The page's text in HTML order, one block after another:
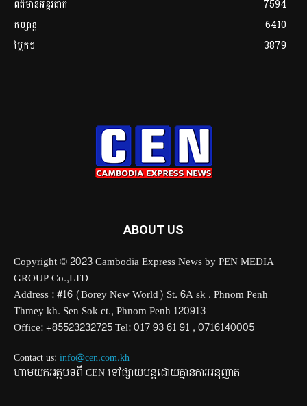
ព័ត៌មានអន្តរជាតិ
7594
កម្សាន្ត
6410
ប្លែកៗ
3879
ABOUT US
Copyright © 2023 Cambodia Express News by PEN MEDIA
GROUP Co.,LTD
Address : #16 (Borey New World) St. 6A sk . Phnom Penh
Thmey kh. Sen Sok ct., Phnom Penh 120913
Office: +85523232725 Tel: 017 93 61 91 , 0716140005
Contact us: info@cen.com.kh
ហាមយកអត្ថបទពី CEN ទៅផ្សាយបន្តដោយគ្មានការអនុញ្ញាត